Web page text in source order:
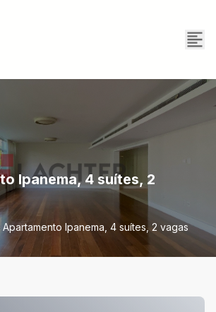
Ipanema, 4 suítes, 2
Apartamento Ipanema, 4 suítes, 2 vagas